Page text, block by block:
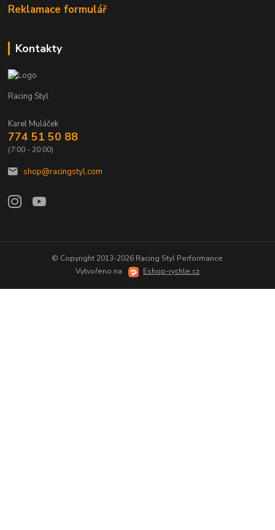
Reklamace formulář
Kontakty
Racing Styl
Karel Muláček
774 51 50 88
(7:00 - 20:00)
shop@racingstyl.com
© Copyright 2013-2026 Racing Styl Performance
Vytvořeno na
Eshop-rychle.cz